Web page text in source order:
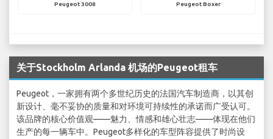
Peugeot 3008 Peugeot Boxer
关于Stockholm Arlanda 机场的Peugeot租车
Peugeot，一家拥有两个多世纪历史的法国汽车制造商，以其创
新设计、毫不妥协的质量和对环境可持续性的承诺而广受认可。
该品牌的核心价值观——魅力、情感和雄心壮志——体现在他们
生产的每一辆车中。Peugeot多样化的车型阵容提供了时尚设